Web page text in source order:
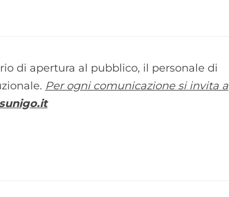
di apertura al pubblico, il personale di
Per ogni comunicazione si invita a